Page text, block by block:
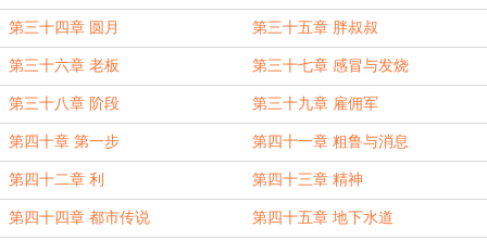
第三十四章 圆月 第三十五章 胖叔叔
第三十六章 老板 第三十七章 感冒与发烧
第三十八章 阶段 第三十九章 雇佣军
第四十章 第一步 第四十一章 粗鲁与消息
第四十二章 利 第四十三章 精神
第四十四章 都市传说 第四十五章 地下水道